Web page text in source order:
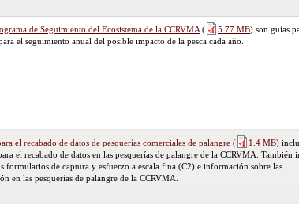
de Seguimiento del Ecosistema de la CCRVMA ( 5.77 MB) son guías
el seguimiento anual del posible impacto de la pesca cada año.
el recabado de datos de pesquerías comerciales de palangre ( 1.4 MB)
el recabado de datos en las pesquerías de palangre de la CCRVMA. También
formularios de captura y esfuerzo a escala fina (C2) e información sobre las
en las pesquerías de palangre de la CCRVMA.